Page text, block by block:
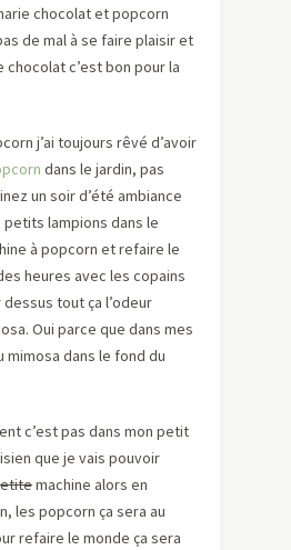
chocolat et popcorn
de mal à se faire plaisir et
chocolat c’est bon pour la
j’ai toujours rêvé d’avoir
dans le jardin, pas
un soir d’été ambiance
lampions dans le
à popcorn et refaire le
heures avec les copains
tout ça l’odeur
Oui parce que dans mes
mimosa dans le fond du
c’est pas dans mon petit
que je vais pouvoir
machine alors en
les popcorn ça sera au
refaire le monde ça sera